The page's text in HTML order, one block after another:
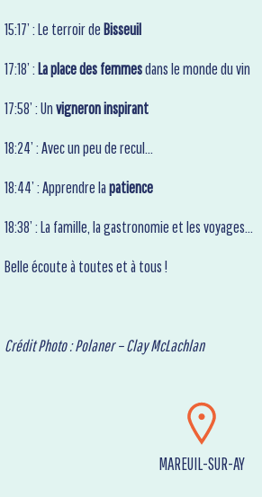
15:17’ : Le terroir deBisseuil
17:18’ :La place des femmesdans le monde du vin
17:58’ : Unvigneron inspirant
18:24’ : Avec un peu de recul…
18:44’ : Apprendre lapatience
18:38’ : La famille, la gastronomie et les voyages…
Belle écoute à toutes et à tous !
Crédit Photo : Polaner – Clay McLachlan
MAREUIL-SUR-AY